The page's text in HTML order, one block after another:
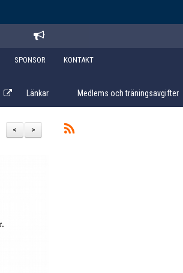
SPONSOR KONTAKT
Länkar Medlems och träningsavgifter
>
<